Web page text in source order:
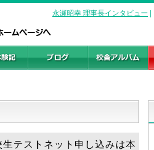
永瀬昭幸 理事長インタビュー
テストネット申し込みは本